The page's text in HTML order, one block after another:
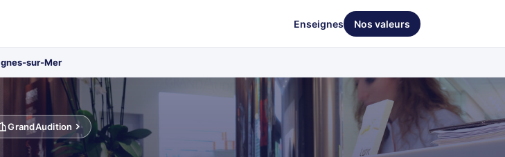
Enseignes Nos valeurs
sur-Mer
GrandAudition